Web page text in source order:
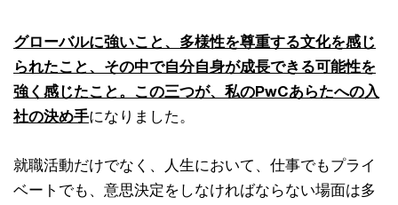
グローバルに強いこと、多様性を尊重する文化を感じ
られたこと、その中で自分自身が成長できる可能性を
強く感じたこと。この三つが、私のPwCあらたへの入
社の決め手になりました。
就職活動だけでなく、人生において、仕事でもプライ
ベートでも、意思決定をしなければならない場面は多